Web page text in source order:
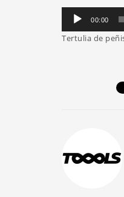
Reproductor
audio
00:00
Tertulia de